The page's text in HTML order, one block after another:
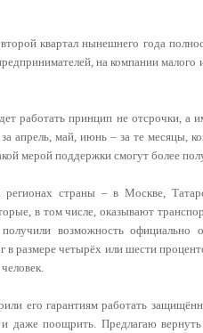
квартал нынешнего года
на компании малого
работать принцип не отсрочки, а
апрель, май, июнь – за те месяцы,
мерой поддержки смогут более
страны – в Москве,
в том числе, оказывают
возможность официально
в размере четырёх или шести
его гарантиям работать
даже поощрить. Предлагаю